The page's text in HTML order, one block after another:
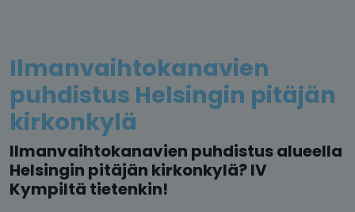
Ilmanvaihtokanavien
puhdistus Helsingin pitäjän
kirkonkylä
Ilmanvaihtokanavien puhdistus alueella
Helsingin pitäjän kirkonkylä? IV
Kympiltä tietenkin!